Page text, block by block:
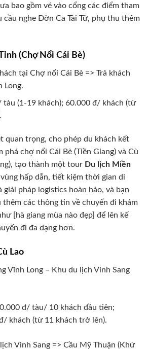
bao gồm vé vào cổng các điểm tham
cầu nghe Đờn Ca Tài Tử, phụ thu thêm
(Chợ Nổi Cái Bè)
tại Chợ nổi Cái Bè => Trả khách
Long.
(1-19 khách); 60.000 đ/ khách (từ
quan trọng, cho phép du khách kết
phá chợ nổi Cái Bè (Tiền Giang) và Cù
tạo thành một tour Du lịch Miền
hấp dẫn, tiết kiệm thời gian di
giải pháp logistics hoàn hảo, và bạn
các thông tin về chuyến đi khám
[hà giang mùa nào đẹp] để lên kế
đi đa dạng hơn.
Lao
Vĩnh Long – Khu du lịch Vinh Sang
đ/ tàu/ 10 khách đầu tiên;
khách (từ 11 khách trở lên).
Vinh Sang => Cầu Mỹ Thuận (Khứ